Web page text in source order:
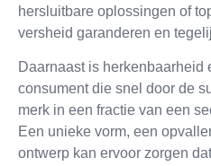
hersluitbare oplossingen of
versheid garanderen en
Daarnaast is herkenbaarheid
consument die snel door de
merk in een fractie van een
Een unieke vorm, een
ontwerp kan ervoor zorgen